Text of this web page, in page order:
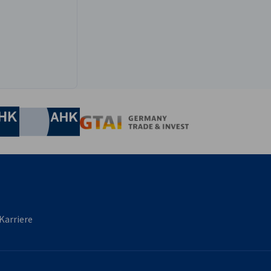
Industrie- und Handelskammer
Industrie- und Handelskammer
AHK.de
Karriere